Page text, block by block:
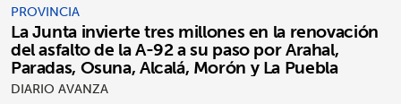
PROVINCIA
La Junta invierte tres millones en la renovación
del asfalto de la A-92 a su paso por Arahal,
Paradas, Osuna, Alcalá, Morón y La Puebla
DIARIO AVANZA